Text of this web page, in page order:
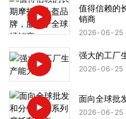
值得信赖的
销商
2026 06 25
强大的工厂
2026 06 25
面向全球批
2026 06 25